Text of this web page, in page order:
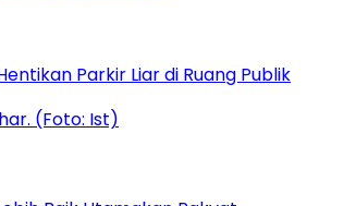
Parkir Liar di Ruang Publik